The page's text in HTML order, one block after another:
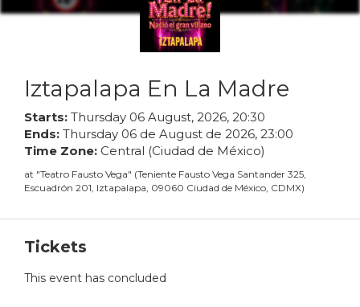
Iztapalapa En La Madre
Starts: Thursday 06 August, 2026, 20:30
Ends: Thursday 06 de August de 2026, 23:00
Time Zone: Central (Ciudad de México)
at "Teatro Fausto Vega" (Teniente Fausto Vega Santander 325,
Escuadrón 201, Iztapalapa, 09060 Ciudad de México, CDMX)
Tickets
This event has concluded